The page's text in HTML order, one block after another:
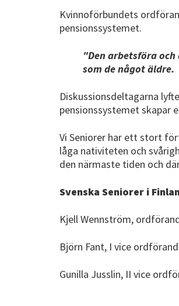
Kvinnoförbundets
pensionssystemet.
"Den arbetsföra
som de något äldre.
Diskussionsdeltagarna
pensionssystemet skapar
Vi Seniorer har ett stort
låga nativiteten och
den närmaste tiden och
Svenska Seniorer i
Kjell Wennström,
Björn Fant, I vice
Gunilla Jusslin, II vice